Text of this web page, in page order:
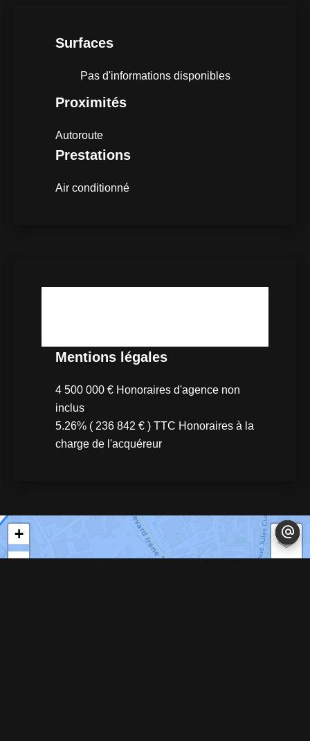
Surfaces
Pas d'informations disponibles
Proximités
Autoroute
Prestations
Air conditionné
Mentions légales
4 500 000 € Honoraires d'agence non
inclus
5.26% ( 236 842 € ) TTC Honoraires à la
charge de l'acquéreur
+
−